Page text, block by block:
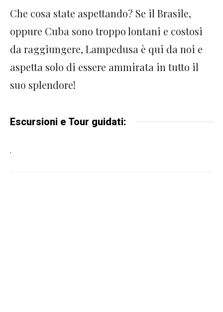
Che cosa state aspettando? Se il Brasile,
oppure Cuba sono troppo lontani e costosi
da raggiungere, Lampedusa è qui da noi e
aspetta solo di essere ammirata in tutto il
suo splendore!
Escursioni e Tour guidati:
.